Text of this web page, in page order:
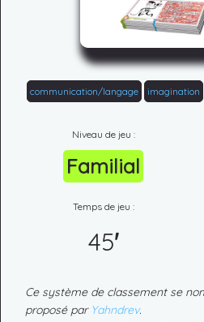
communication/langage imagination
Niveau de jeu :
Familial
Temps de jeu :
45'
Ce système de classement se
proposé par Yahndrev.